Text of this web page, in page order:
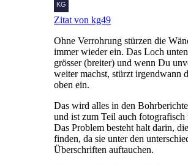
Zitat von kg49
Ohne Verrohrung stürzen die
immer wieder ein. Das Loch
grösser (breiter) und wenn Du
weiter machst, stürzt irgendwann
oben ein.
Das wird alles in den
und ist zum Teil auch fotografisch
Das Problem besteht halt darin,
finden, da sie unter den
Überschriften auftauchen.